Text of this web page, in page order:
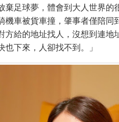
棄足球夢，體會到大人世界的
機車被貨車撞，肇事者僅陪同
方給的地址找人，沒想到連地
下來，人卻找不到。」